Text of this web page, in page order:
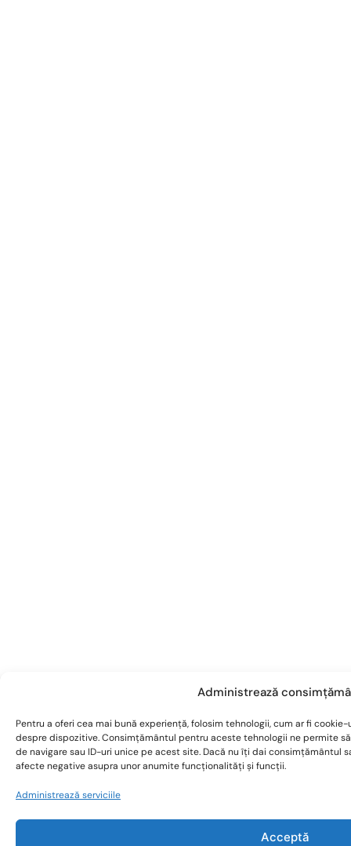
Administrează
Pentru a oferi cea mai bună experiență, folosim tehnologii, cum ar fi
despre dispozitive. Consimțământul pentru aceste tehnologii ne permite
de navigare sau ID-uri unice pe acest site. Dacă nu îți dai consimțământul
afecte negative asupra unor anumite funcționalități și funcții.
Administrează serviciile
Acceptă